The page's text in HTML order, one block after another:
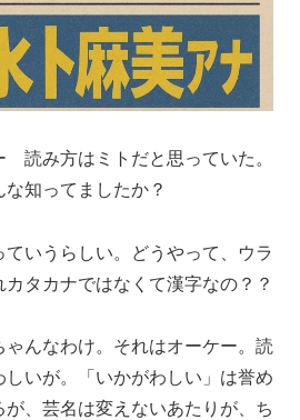
読み方はミトだと思っていた。
知ってましたか？
ていうらしい。どうやって、ウラ
タカナではなくて漢字なの？？
んなわけ。それはオーケー。読
いが。「いかがわしい」は誉め
、芸名は変えないあたりが、ち